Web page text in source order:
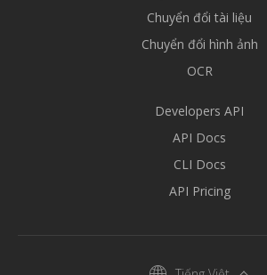
Chuyển đổi tài liệu
Chuyển đổi hình ảnh
OCR
Developers API
API Docs
CLI Docs
API Pricing